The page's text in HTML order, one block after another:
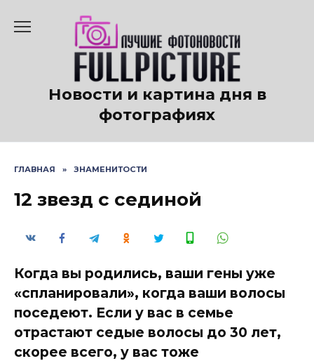
содержанию
Новости и картина дня в
фотографиях
ГЛАВНАЯ » ЗНАМЕНИТОСТИ
12 звезд с сединой
Когда вы родились, ваши гены уже
«спланировали», когда ваши волосы
поседеют. Если у вас в семье
отрастают седые волосы до 30 лет,
скорее всего, у вас тоже